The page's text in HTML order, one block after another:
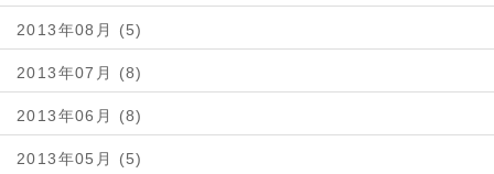
2013年08月 (5)
2013年07月 (8)
2013年06月 (8)
2013年05月 (5)